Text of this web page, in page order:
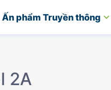
Ấn phẩm Truyền thông
2A